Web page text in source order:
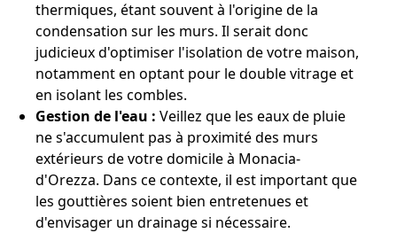
thermiques, étant souvent à l'origine de la
condensation sur les murs. Il serait donc
judicieux d'optimiser l'isolation de votre maison,
notamment en optant pour le double vitrage et
en isolant les combles.
Gestion de l'eau : Veillez que les eaux de pluie
ne s'accumulent pas à proximité des murs
extérieurs de votre domicile à Monacia-
d'Orezza. Dans ce contexte, il est important que
les gouttières soient bien entretenues et
d'envisager un drainage si nécessaire.